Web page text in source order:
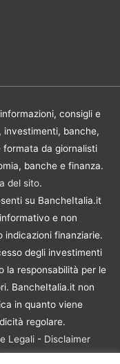
consigli e
investimenti, banche,
formata da giornalisti
banche e finanza.
del sito.
su BancheItalia.it
e non
indicazioni finanziarie.
degli investimenti
la responsabilità per le
BancheItalia.it non
in quanto viene
regolare.
Legali- Disclaimer